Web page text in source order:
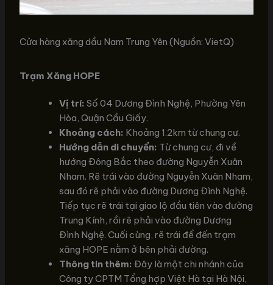
Cửa hàng xăng dầu Nam Trung Yên (Nguồn: VietQ)
Trạm Xăng HOPE
Vị trí: Số 04 Dương Đình Nghệ, Phường Yên
Hòa, Quận Cầu Giấy.
Khoảng cách: Khoảng 1.2km từ chung cư.
Hướng dẫn di chuyển: Từ chung cư, đi về
hướng Đông Bắc theo đường Nguyễn Xuân
Nham. Rẽ trái vào đường Nguyễn Xuân Nham,
sau đó rẽ phải vào đường Dương Đình Nghệ.
Tiếp tục rẽ trái tại giao lộ đầu tiên vào đường
Trung Kính, rồi rẽ phải vào đường Dương
Đình Nghệ. Cuối cùng, rẽ trái để đến trạm
xăng HOPE nằm ở bên phải đường.
Thông tin thêm: Đây là một chi nhánh của
Công ty CPTM Tổng hợp Việt Hà tại Hà Nội,